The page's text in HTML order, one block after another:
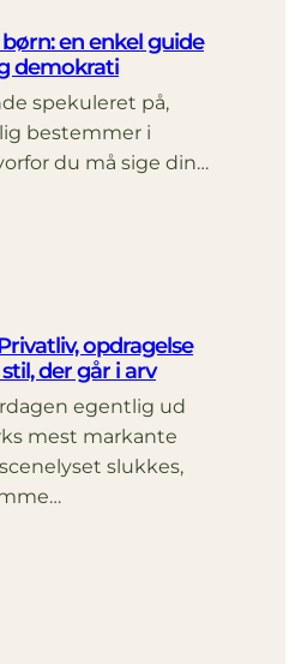
en enkel guide
demokrati
spekuleret på,
bestemmer i
du må sige din…
opdragelse
der går i arv
egentlig ud
mest markante
slukkes,